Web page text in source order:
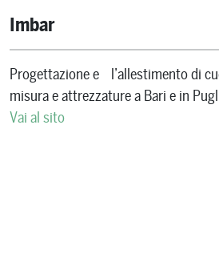
Imbar
Progettazione e l’allestimento di
misura e attrezzature a Bari e in
Vai al sito